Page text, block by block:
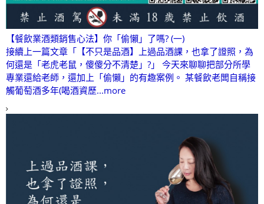
【餐飲業酒類銷售心法】你「偷懶」了嗎? (一)
接續上一篇文章「【不只是品酒】上過品酒課，也拿了證照，為
何還是「老虎老鼠，傻傻分不清楚」?」 今天來聊聊把部分所學
專業還給老師，還加上「偷懶」的有趣案例。 某餐飲老闆自稱接
觸葡萄酒多年(喝酒資歷...more